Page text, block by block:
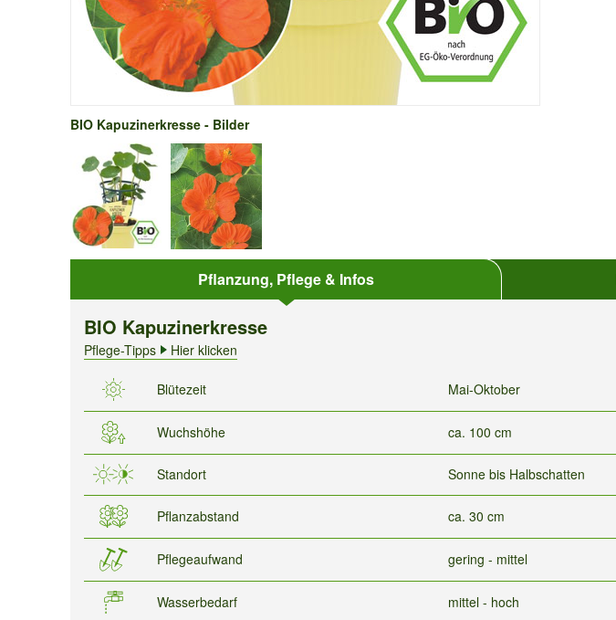
BIO Kapuzinerkresse - Bilder
Pflanzung, Pflege & Infos
BIO Kapuzinerkresse
Pflege-Tipps Hier klicken
Blütezeit Mai-Oktober
Wuchshöhe ca. 100 cm
Standort Sonne bis Halbschatten
Pflanzabstand ca. 30 cm
Pflegeaufwand gering - mittel
Wasserbedarf mittel - hoch